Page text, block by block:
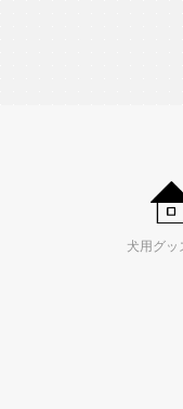
犬用グッ